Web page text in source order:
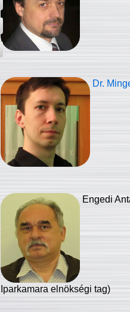
Dr.
Engedi
Iparkamara elnökségi tag)